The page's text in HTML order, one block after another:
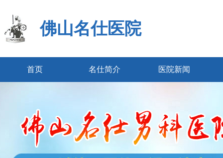
佛山名仕医院
首页 名仕简介 医院新闻